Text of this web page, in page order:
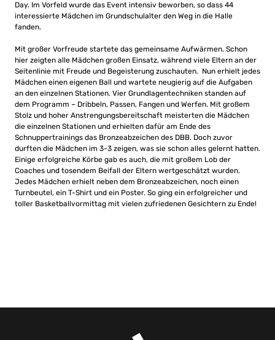
Day. Im Vorfeld wurde das Event intensiv beworben, so dass 44
interessierte Mädchen im Grundschulalter den Weg in die Halle
fanden.
Mit großer Vorfreude startete das gemeinsame Aufwärmen. Schon
hier zeigten alle Mädchen großen Einsatz, während viele Eltern an der
Seitenlinie mit Freude und Begeisterung zuschauten. Nun erhielt jedes
Mädchen einen eigenen Ball und wartete neugierig auf die Aufgaben
an den einzelnen Stationen. Vier Grundlagentechniken standen auf
dem Programm – Dribbeln, Passen, Fangen und Werfen. Mit großem
Stolz und hoher Anstrengungsbereitschaft meisterten die Mädchen
die einzelnen Stationen und erhielten dafür am Ende des
Schnuppertrainings das Bronzeabzeichen des DBB. Doch zuvor
durften die Mädchen im 3-3 zeigen, was sie schon alles gelernt hatten.
Einige erfolgreiche Körbe gab es auch, die mit großem Lob der
Coaches und tosendem Beifall der Eltern wertgeschätzt wurden.
Jedes Mädchen erhielt neben dem Bronzeabzeichen, noch einen
Turnbeutel, ein T-Shirt und ein Poster. So ging ein erfolgreicher und
toller Basketballvormittag mit vielen zufriedenen Gesichtern zu Ende!